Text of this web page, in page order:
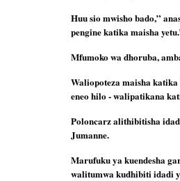
Huu sio mwisho bado,”
pengine katika maisha
Mfumoko wa dhoruba,
Waliopoteza maisha
eneo hilo - walipatikana
Poloncarz alithibitisha
Jumanne.
Marufuku ya kuendesha
walitumwa kudhibiti idadi